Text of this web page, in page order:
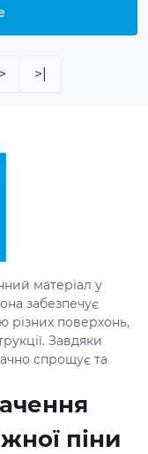
> >|
матеріал у
забезпечує
різних поверхонь,
Завдяки
спрощує та
піни